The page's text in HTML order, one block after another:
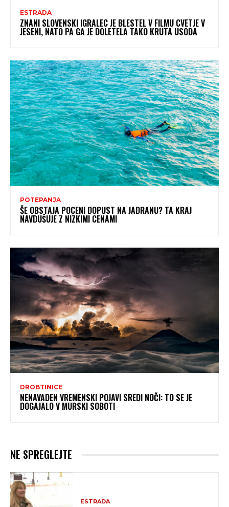
ESTRADA
ZNANI SLOVENSKI IGRALEC JE BLESTEL V FILMU CVETJE V
JESENI, NATO PA GA JE DOLETELA TAKO KRUTA USODA
POTEPANJA
ŠE OBSTAJA POCENI DOPUST NA JADRANU? TA KRAJ
NAVDUŠUJE Z NIZKIMI CENAMI
DROBTINICE
NENAVADEN VREMENSKI POJAVI SREDI NOČI: TO SE JE
DOGAJALO V MURSKI SOBOTI
NE SPREGLEJTE
ESTRADA